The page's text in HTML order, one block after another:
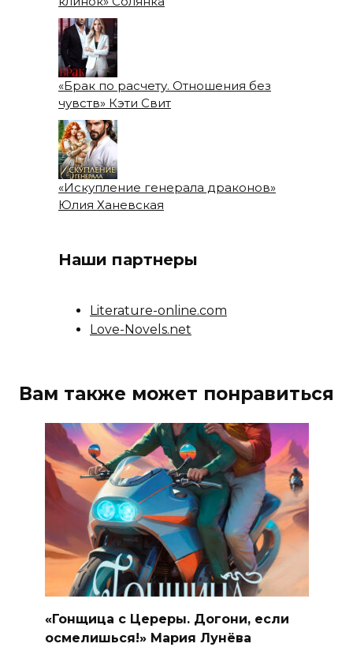
«Брак по расчету. Отношения без
чувств» Кэти Свит
«Искупление генерала драконов»
Юлия Ханевская
Наши партнеры
Literature-online.com
Love-Novels.net
Вам также может понравиться
«Гонщица с Цереры. Догони, если
осмелишься!» Мария Лунёва